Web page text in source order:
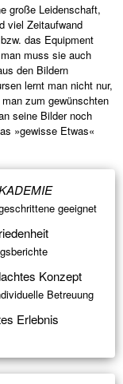
große Leidenschaft,
viel Zeitaufwand
das Equipment
muss sie auch
den Bildern
lernt man nicht nur,
zum gewünschten
seine Bilder noch
»gewisse Etwas«
geeignet
Konzept
Betreuung
Erlebnis